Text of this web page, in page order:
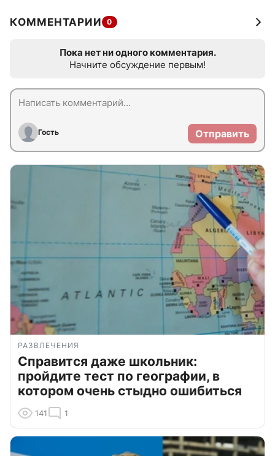
КОММЕНТАРИИ 0
Пока нет ни одного комментария.
Начните обсуждение первым!
Гость Отправить
РАЗВЛЕЧЕНИЯ
Справится даже школьник:
пройдите тест по географии, в
котором очень стыдно ошибиться
141 1